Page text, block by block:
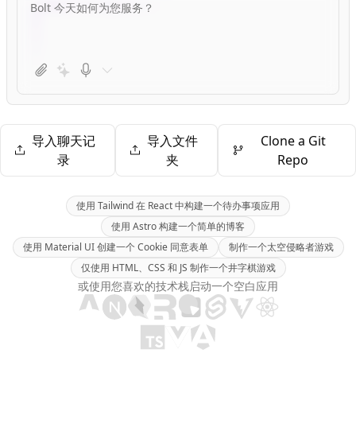
导入聊天记
录
导入文件
夹
Clone a Git
Repo
使用 Tailwind 在 React 中构建一个待办事项应用
使用 Astro 构建一个简单的博客
使用 Material UI 创建一个 Cookie 同意表单
制作一个太空侵略者游戏
仅使用 HTML、CSS 和 JS 制作一个井字棋游戏
或使用您喜欢的技术栈启动一个空白应用